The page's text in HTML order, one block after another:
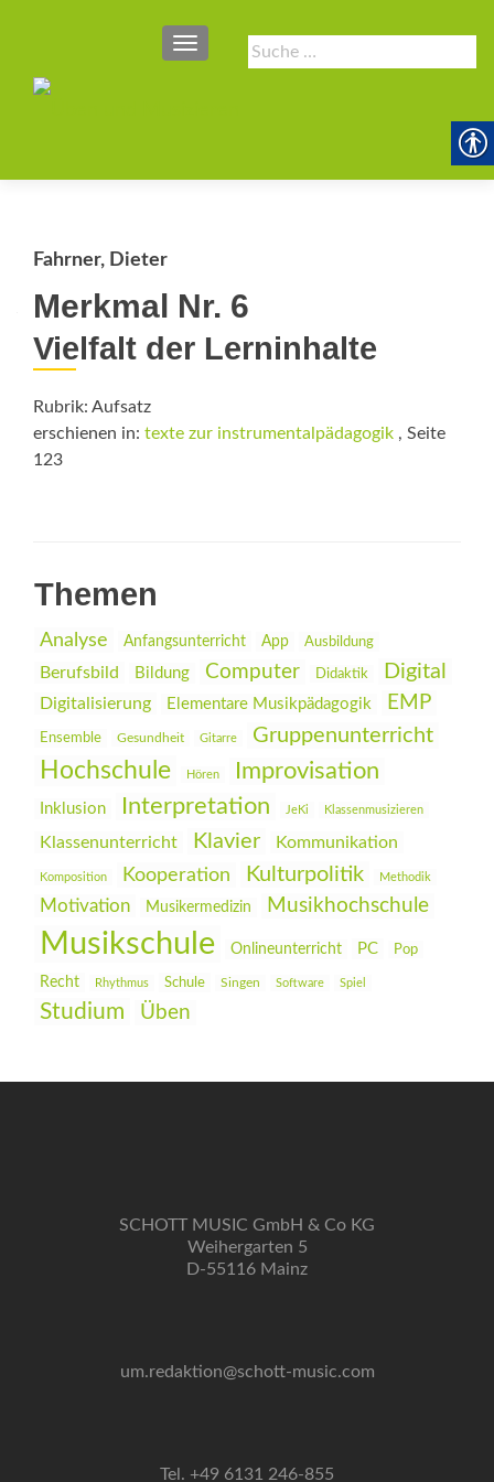
Suche
nach:
SCHALTE NAVIGATION
Fahrner, Dieter
Merkmal Nr. 6
Vielfalt der Lerninhalte
Rubrik: Aufsatz
erschienen in: texte zur instrumentalpädagogik , Seite
123
Themen
Analyse Anfangsunterricht App Ausbildung
Berufsbild Bildung Computer Didaktik Digital
Digitalisierung Elementare Musikpädagogik EMP
Ensemble Gesundheit Gitarre Gruppenunterricht
Hochschule Hören Improvisation
Inklusion Interpretation JeKi Klassenmusizieren
Klassenunterricht Klavier Kommunikation
Komposition Kooperation Kulturpolitik Methodik
Motivation Musikermedizin Musikhochschule
Musikschule Onlineunterricht PC Pop
Recht Rhythmus Schule Singen Software Spiel
Studium Üben
SCHOTT MUSIC GmbH & Co KG
Weihergarten 5
D-55116 Mainz
um.redaktion@schott-music.com
Tel. +49 6131 246-855